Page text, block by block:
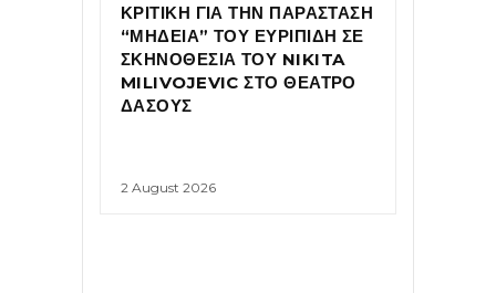
ΚΡΙΤΙΚΗ ΓΙΑ ΤΗΝ ΠΑΡΑΣΤΑΣΗ
“ΜΗΔΕΙΑ” ΤΟΥ ΕΥΡΙΠΙΔΗ ΣΕ
ΣΚΗΝΟΘΕΣΙΑ ΤΟΥ NIKITA
MILIVOJEVIC ΣΤΟ ΘΕΑΤΡΟ
ΔΑΣΟΥΣ
2 August 2026